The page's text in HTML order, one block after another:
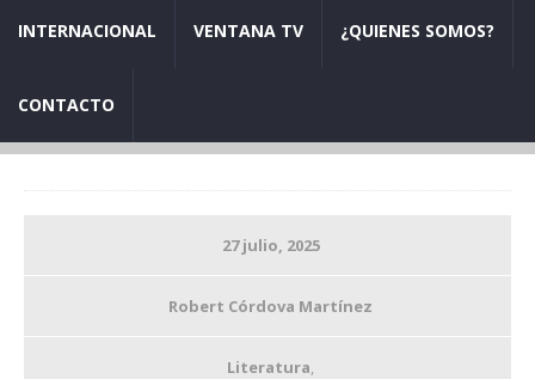
INTERNACIONAL VENTANA TV ¿QUIENES SOMOS?
CONTACTO
27 julio, 2025
Robert Córdova Martínez
Literatura,